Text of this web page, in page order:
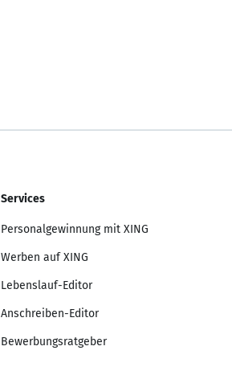
Services
Personalgewinnung mit XING
Werben auf XING
Lebenslauf-Editor
Anschreiben-Editor
Bewerbungsratgeber